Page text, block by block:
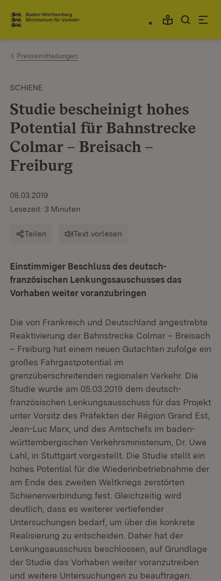
Zum Inhalt springen
Link zur Startseite
Pressemitteilungen
SCHIENE
Studie bescheinigt hohes
Potential für Bahnstrecke
Colmar – Breisach –
Freiburg
08.03.2019
Lesezeit: 3 Minuten
Teilen Text vorlesen
Einstimmiger Beschluss des deutsch-
französischen Lenkungssauschusses das
Vorhaben weiter voranzubringen
Die von Frankreich und Deutschland angestrebte
Reaktivierung der Bahnstrecke Colmar – Breisach
– Freiburg hat einem neuen Gutachten zufolge ein
großes Fahrgastpotential im
grenzüberschreitenden regionalen Verkehr. Die
Studie wurde am 05.03.2019 dem deutsch-
französischen Lenkungsausschuss für das Projekt
unter Vorsitz des Präfekten der Région Grand Est,
Jean-Luc Marx, und des Amtschefs im baden-
württembergischen Verkehrsministerium, Dr. Uwe
Lahl, in Stuttgart vorgestellt. Die Studie stellt ein
hohes Potential für die Wiederinbetriebnahme der
am Ende des zweiten Weltkriegs zerstörten
Schienenverbindung fest. Gleichzeitig wird
deutlich, dass es weiterer vertiefender
Untersuchungen bedarf, um über die konkrete
Realisierung zu entscheiden. Daher hat der
Lenkungsausschuss beschlossen, auf Grundlage
der Studie das Vorhaben weiter voranzutreiben
und weitere Untersuchungen zu beauftragen.